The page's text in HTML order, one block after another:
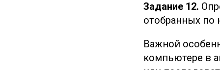
Задание 12.
отобранных по
Важной
компьютере в